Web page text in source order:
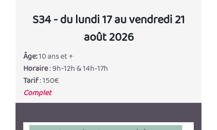
S34 - du lundi 17 au vendredi 21
août 2026
Âge:10 ans et +
Horaire: 9h-12h & 14h-17h
Tarif: 150€
Complet